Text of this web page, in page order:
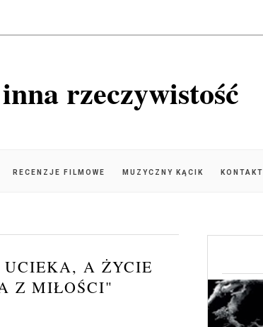
rzeczywistość
RECENZJE FILMOWE MUZYCZNY KĄCIK KONTAKT
A ŻYCIE
Z MIŁOŚCI"